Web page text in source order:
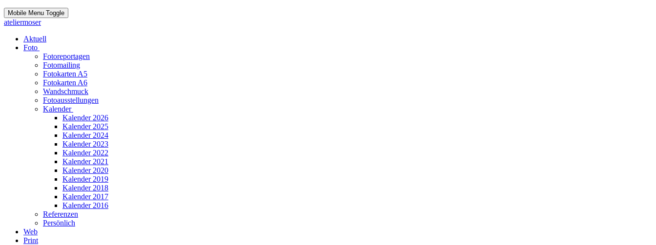
Mobile Menu Toggle
ateliermoser
Aktuell
Foto
Fotoreportagen
Fotomailing
Fotokarten A5
Fotokarten A6
Wandschmuck
Fotoausstellungen
Kalender
Kalender 2026
Kalender 2025
Kalender 2024
Kalender 2023
Kalender 2022
Kalender 2021
Kalender 2020
Kalender 2019
Kalender 2018
Kalender 2017
Kalender 2016
Referenzen
Persönlich
Web
Print